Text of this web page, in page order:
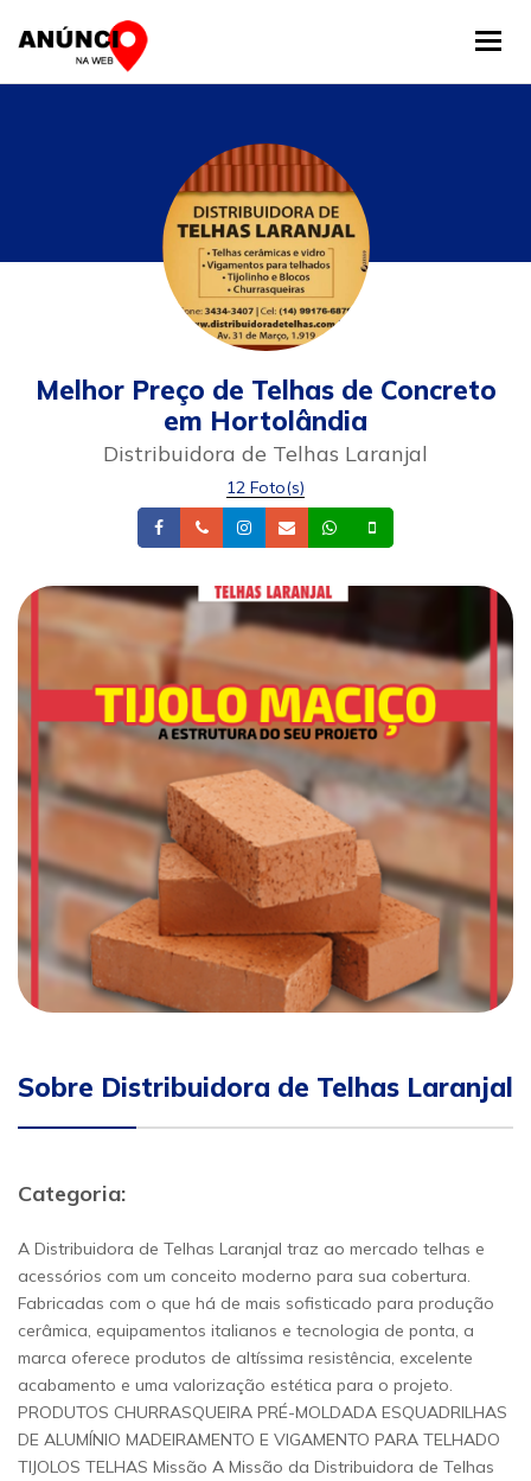
Melhor Preço de Telhas de Concreto
em Hortolândia
Distribuidora de Telhas Laranjal
12 Foto(s)
FacebookTelefoneInstagram
Email Whatsapp
Sobre Distribuidora de Telhas Laranjal
Categoria:
A Distribuidora de Telhas Laranjal traz ao mercado telhas e
acessórios com um conceito moderno para sua cobertura.
Fabricadas com o que há de mais sofisticado para produção
cerâmica, equipamentos italianos e tecnologia de ponta, a
marca oferece produtos de altíssima resistência, excelente
acabamento e uma valorização estética para o projeto.
PRODUTOS CHURRASQUEIRA PRÉ-MOLDADA ESQUADRILHAS
DE ALUMÍNIO MADEIRAMENTO E VIGAMENTO PARA TELHADO
TIJOLOS TELHAS Missão A Missão da Distribuidora de Telhas